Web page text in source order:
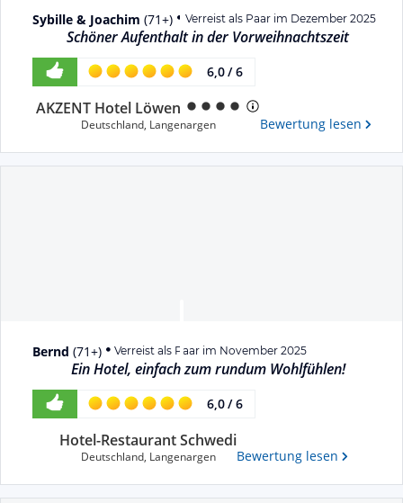
Sybille & Joachim (71+) Verreist als Paar im Dezember 2025
Schöner Aufenthalt in der Vorweihnachtszeit
6,0/ 6
AKZENT Hotel Löwen
Deutschland, Langenargen Bewertung lesen
Bernd (71+) Verreist als Paar im November 2025
Ein Hotel, einfach zum rundum Wohlfühlen!
6,0/ 6
Hotel-Restaurant Schwedi
Deutschland, Langenargen Bewertung lesen